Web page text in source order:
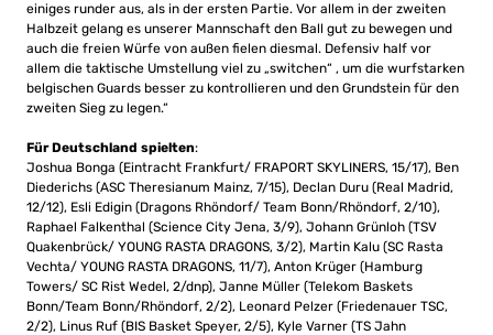
einiges runder aus, als in der ersten Partie. Vor allem in der zweiten
Halbzeit gelang es unserer Mannschaft den Ball gut zu bewegen und
auch die freien Würfe von außen fielen diesmal. Defensiv half vor
allem die taktische Umstellung viel zu „switchen“ , um die wurfstarken
belgischen Guards besser zu kontrollieren und den Grundstein für den
zweiten Sieg zu legen.“
Für Deutschland spielten:
Joshua Bonga (Eintracht Frankfurt/ FRAPORT SKYLINERS, 15/17), Ben
Diederichs (ASC Theresianum Mainz, 7/15), Declan Duru (Real Madrid,
12/12), Esli Edigin (Dragons Rhöndorf/ Team Bonn/Rhöndorf, 2/10),
Raphael Falkenthal (Science City Jena, 3/9), Johann Grünloh (TSV
Quakenbrück/ YOUNG RASTA DRAGONS, 3/2), Martin Kalu (SC Rasta
Vechta/ YOUNG RASTA DRAGONS, 11/7), Anton Krüger (Hamburg
Towers/ SC Rist Wedel, 2/dnp), Janne Müller (Telekom Baskets
Bonn/Team Bonn/Rhöndorf, 2/2), Leonard Pelzer (Friedenauer TSC,
2/2), Linus Ruf (BIS Basket Speyer, 2/5), Kyle Varner (TS Jahn